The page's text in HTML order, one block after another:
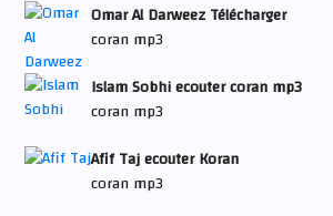
Omar Al Darweez Télécharger
coran mp3
Islam Sobhi ecouter coran mp3
coran mp3
Afif Taj ecouter Koran
coran mp3